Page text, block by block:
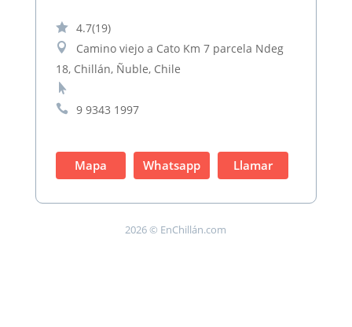
 4.7(19)

Camino viejo a Cato Km 7 parcela Ndeg
18, Chillán, Ñuble, Chile


9 9343 1997
Mapa Whatsapp Llamar
2026 © EnChillán.com